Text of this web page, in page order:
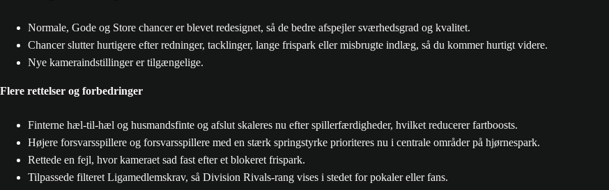
Normale, Gode og Store chancer er blevet redesignet, så de bedre afspejler sværhedsgrad og kvalitet.
Chancer slutter hurtigere efter redninger, tacklinger, lange frispark eller misbrugte indlæg, så du kommer hurtigt videre.
Nye kameraindstillinger er tilgængelige.
Flere rettelser og forbedringer
Finterne hæl-til-hæl og husmandsfinte og afslut skaleres nu efter spillerfærdigheder, hvilket reducerer fartboosts.
Højere forsvarsspillere og forsvarsspillere med en stærk springstyrke prioriteres nu i centrale områder på hjørnespark.
Rettede en fejl, hvor kameraet sad fast efter et blokeret frispark.
Tilpassede filteret Ligamedlemskrav, så Division Rivals-rang vises i stedet for pokaler eller fans.